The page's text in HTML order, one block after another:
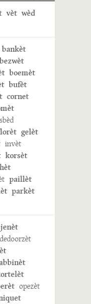
vèt wèd
bankèt
bezwèt
boemèt
bufèt
cornet
gelèt
invèt
korsèt
paillèt
parkèt
dedoorzèt
opezèt